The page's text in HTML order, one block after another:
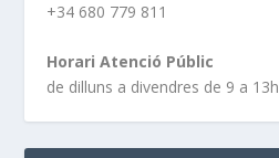
+34 680 779 811
Horari Atenció Públic
de dilluns a divendres de 9 a 13h